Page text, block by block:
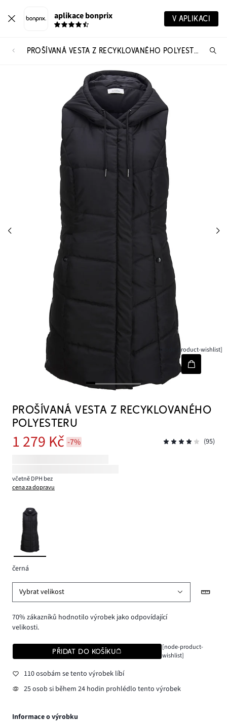
aplikace bonprix V APLIKACI
PROŠÍVANÁ VESTA Z RECYKLOVANÉHO POLYESTERU
[node-product-wishlist]
PROŠÍVANÁ VESTA Z RECYKLOVANÉHO
POLYESTERU
1 279 Kč -7% (95)
včetně DPH bez
cena za dopravu
černá
Vybrat velikost
70% zákazníků hodnotilo výrobek jako odpovídající
velikosti.
PŘIDAT DO KOŠÍKU
[node-product-
wishlist]
110 osobám se tento výrobek líbí
25 osob si během 24 hodin prohlédlo tento výrobek
Informace o výrobku